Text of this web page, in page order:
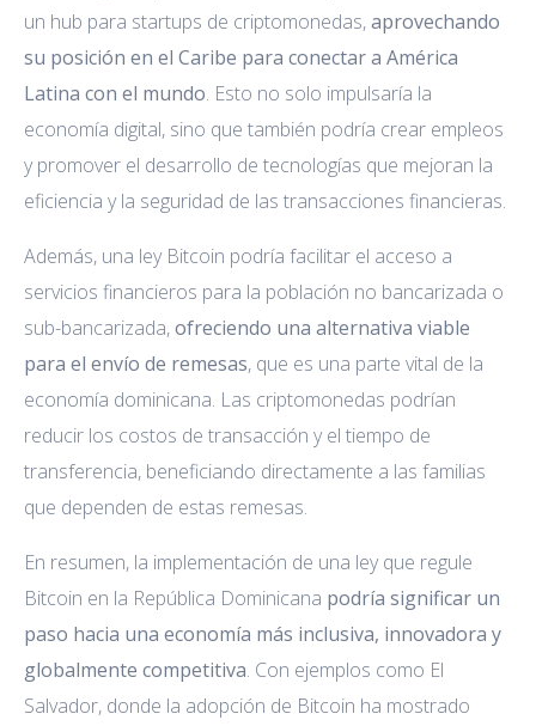
un hub para startups de criptomonedas,aprovechando
su posición en el Caribe para conectar a América
Latina con el mundo. Esto no solo impulsaría la
economía digital, sino que también podría crear empleos
y promover el desarrollo de tecnologías que mejoran la
eficiencia y la seguridad de las transacciones financieras.
Además, una ley Bitcoin podría facilitar el acceso a
servicios financieros para la población no bancarizada o
sub-bancarizada,ofreciendo una alternativa viable
para el envío de remesas, que es una parte vital de la
economía dominicana. Las criptomonedas podrían
reducir los costos de transacción y el tiempo de
transferencia, beneficiando directamente a las familias
que dependen de estas remesas.
En resumen, la implementación de una ley que regule
Bitcoin en la República Dominicana podría significar un
paso hacia una economía más inclusiva, innovadora y
globalmente competitiva. Con ejemplos como El
Salvador, donde la adopción de Bitcoin ha mostrado